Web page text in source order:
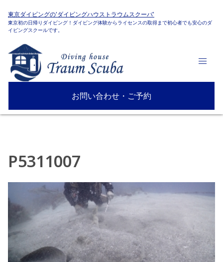
東京ダイビングの'ダイビングハウストラウムスクーバ'
東京初の日帰りダイビング！ダイビング体験からライセンスの取得まで初心者でも安心のダ
イビングスクールです。
お問い合わせ・ご予約
P5311007